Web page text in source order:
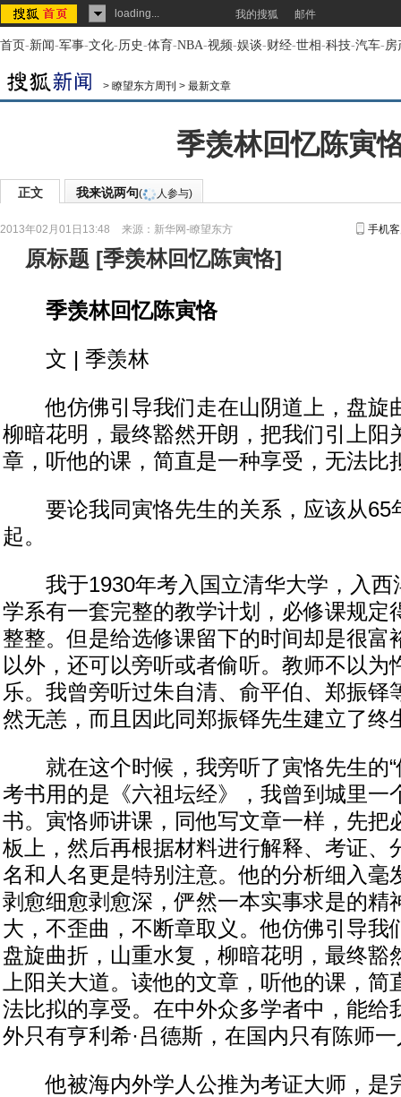
loading... 我的搜狐 邮件
首页-新闻-军事-文化-历史-体育-NBA-视频-娱谈-财经-世相-科技-汽车-房
> 瞭望东方周刊 > 最新文章
季羡林回忆陈寅
正文 我来说两句( 人参与)
2013年02月01日13:48 来源： 新华网-瞭望东方 手机
原标题 [季羡林回忆陈寅恪]
季羡林回忆陈寅恪
文 | 季羡林
他仿佛引导我们走在山阴道上，盘旋
柳暗花明，最终豁然开朗，把我们引上阳
章，听他的课，简直是一种享受，无法比
要论我同寅恪先生的关系，应该从65
起。
我于1930年考入国立清华大学，入西
学系有一套完整的教学计划，必修课规定
整整。但是给选修课留下的时间却是很富
以外，还可以旁听或者偷听。教师不以为
乐。我曾旁听过朱自清、俞平伯、郑振铎
然无恙，而且因此同郑振铎先生建立了终
就在这个时候，我旁听了寅恪先生的“
考书用的是《六祖坛经》，我曾到城里一
书。寅恪师讲课，同他写文章一样，先把
板上，然后再根据材料进行解释、考证、
名和人名更是特别注意。他的分析细入毫
剥愈细愈剥愈深，俨然一本实事求是的精
大，不歪曲，不断章取义。他仿佛引导我
盘旋曲折，山重水复，柳暗花明，最终豁
上阳关大道。读他的文章，听他的课，简
法比拟的享受。在中外众多学者中，能给
外只有亨利希·吕德斯，在国内只有陈师
他被海内外学人公推为考证大师，是